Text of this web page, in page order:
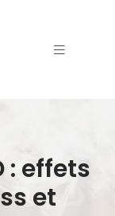
: effets
et